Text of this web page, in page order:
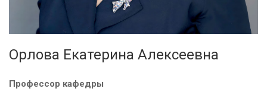
Орлова Екатерина Алексеевна
Профессор кафедры